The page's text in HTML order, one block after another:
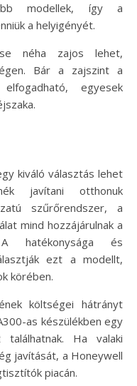
modellek, így a
a helyigényét.
néha zajos lehet,
Bár a zajszint a
egyesek
kiváló választás lehet
javítani otthonuk
szűrőrendszer, a
mind hozzájárulnak a
A hatékonysága és
ezt a modellt,
körében.
költségei hátrányt
as készülékben egy
Ha valaki
javítását, a Honeywell
piacán.